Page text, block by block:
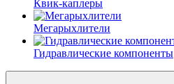
Квик-каплеры
Мегарыхлители
Гидравлические компоненты